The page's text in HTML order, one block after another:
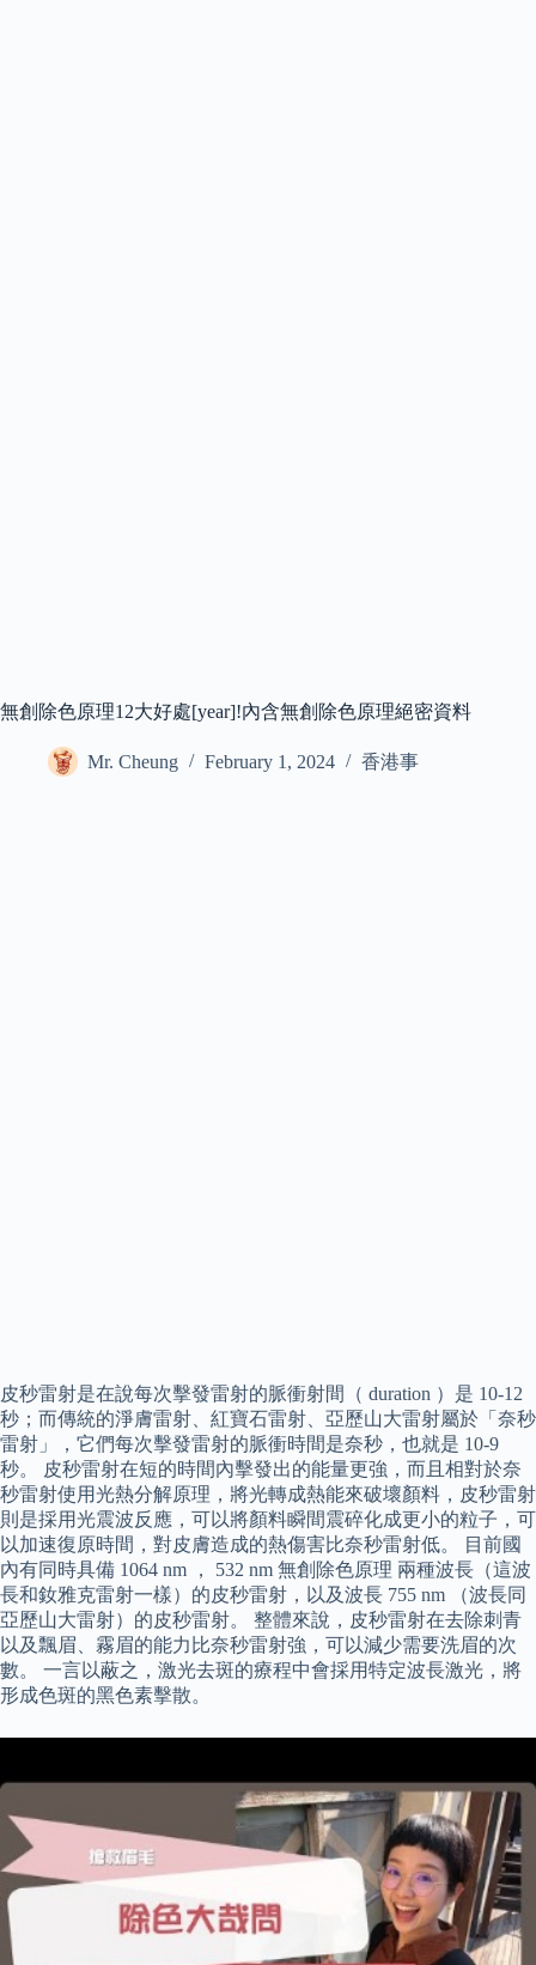
無創除色原理12大好處[year]!內含無創除色原理絕密資料
Mr. Cheung February 1, 2024 香港事
皮秒雷射是在說每次擊發雷射的脈衝射間（ duration ）是 10-12
秒；而傳統的淨膚雷射、紅寶石雷射、亞歷山大雷射屬於「奈秒
雷射」，它們每次擊發雷射的脈衝時間是奈秒，也就是 10-9
秒。 皮秒雷射在短的時間內擊發出的能量更強，而且相對於奈
秒雷射使用光熱分解原理，將光轉成熱能來破壞顏料，皮秒雷射
則是採用光震波反應，可以將顏料瞬間震碎化成更小的粒子，可
以加速復原時間，對皮膚造成的熱傷害比奈秒雷射低。 目前國
內有同時具備 1064 nm ， 532 nm 無創除色原理 兩種波長（這波
長和釹雅克雷射一樣）的皮秒雷射，以及波長 755 nm （波長同
亞歷山大雷射）的皮秒雷射。 整體來說，皮秒雷射在去除刺青
以及飄眉、霧眉的能力比奈秒雷射強，可以減少需要洗眉的次
數。 一言以蔽之，激光去斑的療程中會採用特定波長激光，將
形成色斑的黑色素擊散。